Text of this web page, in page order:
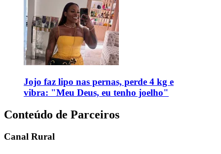
Jojo faz lipo nas pernas, perde 4 kg e
vibra: "Meu Deus, eu tenho joelho"
Conteúdo de Parceiros
Canal Rural